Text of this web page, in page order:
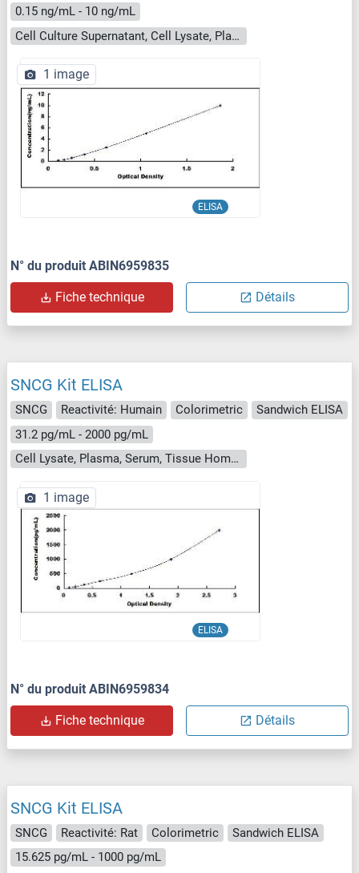
0.15 ng/mL - 10 ng/mL
Cell Culture Supernatant, Cell Lysate, Plasma, Serum, Tissue Homogenate
ELISA
1 image
N° du produit ABIN6959835
Fiche technique Détails
SNCG Kit ELISA
SNCG Reactivité: Humain Colorimetric
Sandwich ELISA
31.2 pg/mL - 2000 pg/mL
Cell Lysate, Plasma, Serum, Tissue Homogenate
ELISA
1 image
N° du produit ABIN6959834
Fiche technique Détails
SNCG Kit ELISA
SNCG Reactivité: Rat Colorimetric
Sandwich ELISA
15.625 pg/mL - 1000 pg/mL